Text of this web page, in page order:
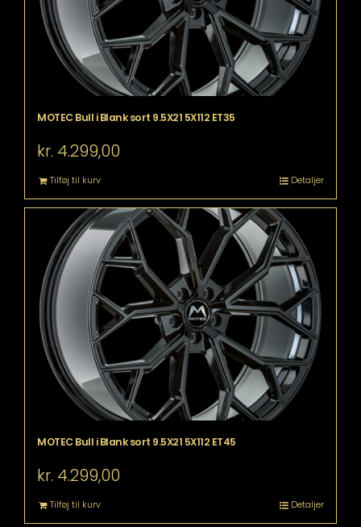
MOTEC Bull i Blank sort 9.5X21 5X112 ET35
kr. 4.299,00
Tilføj til kurv Detaljer
MOTEC Bull i Blank sort 9.5X21 5X112 ET45
kr. 4.299,00
Tilføj til kurv Detaljer